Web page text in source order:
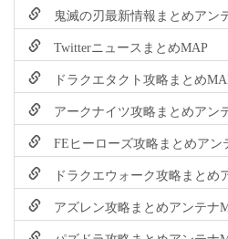
鬼滅の刃最新情報まとめアン
TwitterニュースまとめMAP
ドラクエタクト攻略まとめ
アークナイツ攻略まとめアン
FEヒーローズ攻略まとめアン
ドラクエウォーク攻略まとめ
アズレン攻略まとめアンテナ